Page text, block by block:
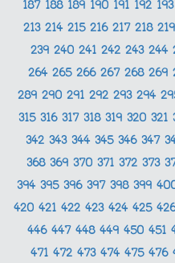
187 188 189 190 191 192 193
213 214 215 216 217 218 219
239 240 241 242 243 244
264 265 266 267 268 269
289 290 291 292 293 294
315 316 317 318 319 320 321
342 343 344 345 346 347
368 369 370 371 372 373
394 395 396 397 398 399
420 421 422 423 424 425
446 447 448 449 450 451
471 472 473 474 475 476